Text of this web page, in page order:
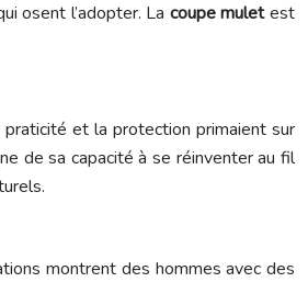
osent l’adopter. La coupe muletest
et la protection primaient sur
de sa capacité à se réinventer au fil
montrent des hommes avec des